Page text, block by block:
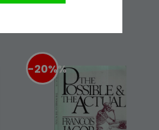
-20%%